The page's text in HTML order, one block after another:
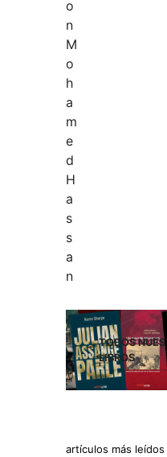
TODOS
LIBROS
artículos más leídos